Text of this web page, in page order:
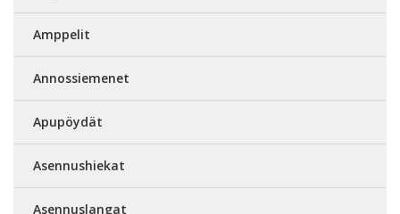
Amppelit
Annossiemenet
Apupöydät
Asennushiekat
Asennuslangat